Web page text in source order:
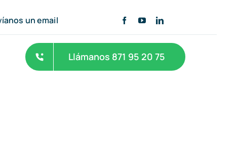
un email
Llámanos 871 95 20 75